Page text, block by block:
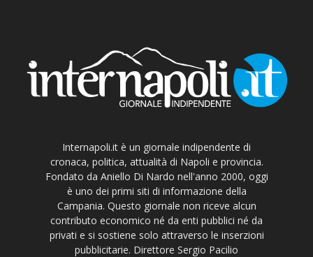
Internapoli.it è un giornale indipendente di
cronaca, politica, attualità di Napoli e provincia.
Fondato da Aniello Di Nardo nell'anno 2000, oggi
è uno dei primi siti di informazione della
Campania. Questo giornale non riceve alcun
contributo economico né da enti pubblici né da
privati e si sostiene solo attraverso le inserzioni
pubblicitarie. Direttore Sergio Pacilio